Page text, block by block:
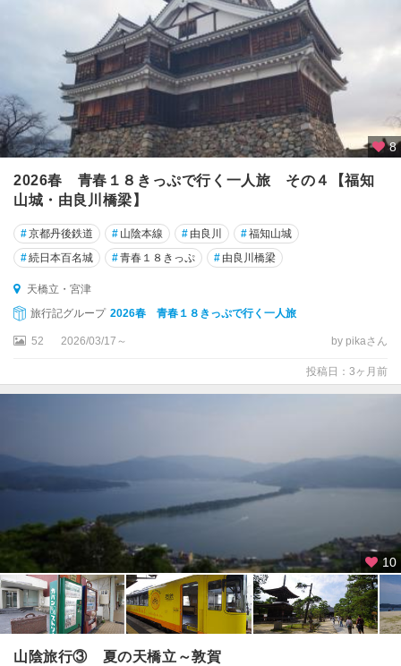
・
木
津
亀
・
湯
花
綾
・
舞
鶴
・
宮
津
・
丹
8
2026春 青春１８きっぷで行く一人旅 その４【福知
山城・由良川橋梁】
#京都丹後鉄道 # 山陰本線 # 由良川 #福知山城
#続日本百名城 #青春１８きっぷ # 由良川橋梁
天橋立・宮津
旅行記グループ 2026春 青春１８きっぷで行く一人旅
52 2026/03/17～ by pikaさん
投稿日：3ヶ月前
10
山陰旅行③ 夏の天橋立～敦賀